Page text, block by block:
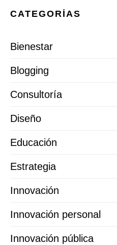
CATEGORÍAS
Bienestar
Blogging
Consultoría
Diseño
Educación
Estrategia
Innovación
Innovación personal
Innovación pública